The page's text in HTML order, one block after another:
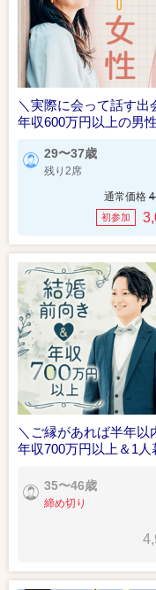
＼実際に会って話す
年収600万円以上の男性
29〜37歳
残り2席
通常価格
初参加
＼ご縁があれば半年以
年収700万円以上＆1人
35〜46歳
締め切り